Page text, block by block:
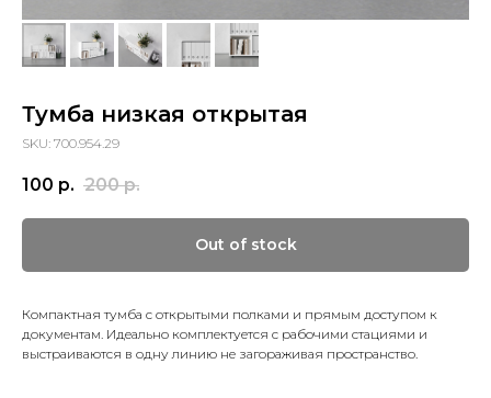
Тумба низкая открытая
SKU: 700.954.29
100 р. 200 р.
Out of stock
Компактная тумба с открытыми полками и прямым доступом к
документам. Идеально комплектуется с рабочими стациями и
выстраиваются в одну линию не загораживая пространство.